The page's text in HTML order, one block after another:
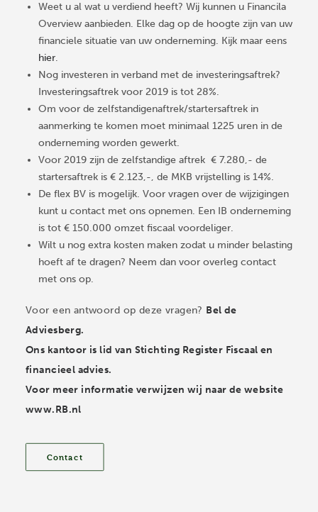
Weet u al wat u verdiend heeft? Wij kunnen u Financila
Overview aanbieden. Elke dag op de hoogte zijn van uw
financiele situatie van uw onderneming. Kijk maar eens
hier.
Nog investeren in verband met de investeringsaftrek?
Investeringsaftrek voor 2019 is tot 28%.
Om voor de zelfstandigenaftrek/startersaftrek in
aanmerking te komen moet minimaal 1225 uren in de
onderneming worden gewerkt.
Voor 2019 zijn de zelfstandige aftrek € 7.280,- de
startersaftrek is € 2.123,-, de MKB vrijstelling is 14%.
De flex BV is mogelijk. Voor vragen over de wijzigingen
kunt u contact met ons opnemen. Een IB onderneming
is tot € 150.000 omzet fiscaal voordeliger.
Wilt u nog extra kosten maken zodat u minder belasting
hoeft af te dragen? Neem dan voor overleg contact
met ons op.
Voor een antwoord op deze vragen? Bel de
Adviesberg.
Ons kantoor is lid van Stichting Register Fiscaal en
financieel advies.
Voor meer informatie verwijzen wij naar de website
www.RB.nl
Contact